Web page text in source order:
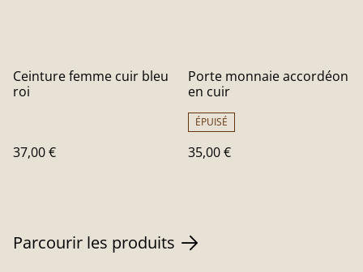
Ceinture femme cuir bleu
roi
37,00 €
Porte monnaie accordéon
en cuir
ÉPUISÉ
35,00 €
Parcourir les produits